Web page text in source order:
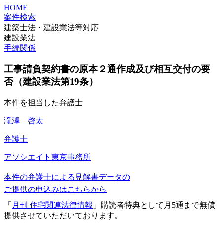
HOME
案件検索
建築士法・建設業法等対応
建設業法
手続関係
工事請負契約書の原本２通作成及び相互交付の要
否（建設業法第19条）
本件を担当した弁護士
滝澤 啓太
弁護士
アソシエイト 東京事務所
本件の弁護士による見解書データの
ご提供の申込みはこちらから
「 月刊 住宅関連法律情報 」購読者特典として月5通まで無償
提供させていただいております。